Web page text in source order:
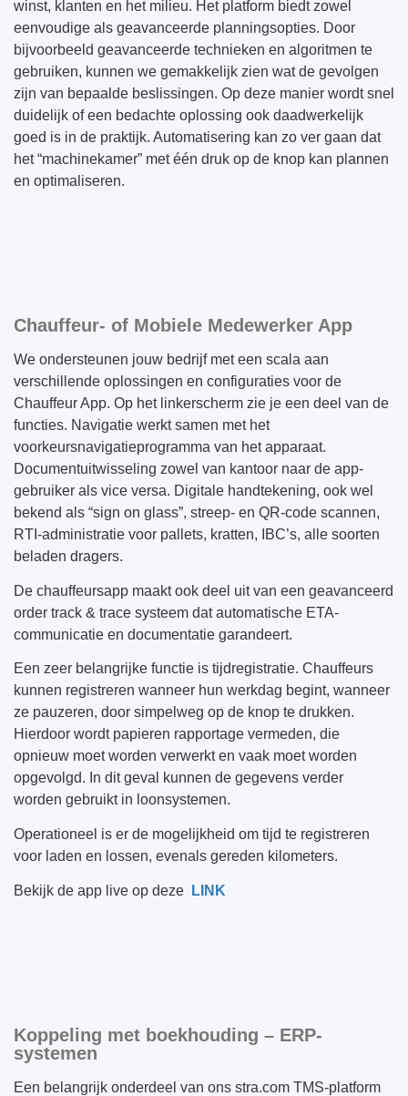
winst, klanten en het milieu. Het platform biedt zowel
eenvoudige als geavanceerde planningsopties. Door
bijvoorbeeld geavanceerde technieken en algoritmen te
gebruiken, kunnen we gemakkelijk zien wat de gevolgen
zijn van bepaalde beslissingen. Op deze manier wordt snel
duidelijk of een bedachte oplossing ook daadwerkelijk
goed is in de praktijk. Automatisering kan zo ver gaan dat
het “machinekamer” met één druk op de knop kan plannen
en optimaliseren.
Chauffeur- of Mobiele Medewerker App
We ondersteunen jouw bedrijf met een scala aan
verschillende oplossingen en configuraties voor de
Chauffeur App. Op het linkerscherm zie je een deel van de
functies. Navigatie werkt samen met het
voorkeursnavigatieprogramma van het apparaat.
Documentuitwisseling zowel van kantoor naar de app-
gebruiker als vice versa. Digitale handtekening, ook wel
bekend als “sign on glass”, streep- en QR-code scannen,
RTI-administratie voor pallets, kratten, IBC’s, alle soorten
beladen dragers.
De chauffeursapp maakt ook deel uit van een geavanceerd
order track & trace systeem dat automatische ETA-
communicatie en documentatie garandeert.
Een zeer belangrijke functie is tijdregistratie. Chauffeurs
kunnen registreren wanneer hun werkdag begint, wanneer
ze pauzeren, door simpelweg op de knop te drukken.
Hierdoor wordt papieren rapportage vermeden, die
opnieuw moet worden verwerkt en vaak moet worden
opgevolgd. In dit geval kunnen de gegevens verder
worden gebruikt in loonsystemen.
Operationeel is er de mogelijkheid om tijd te registreren
voor laden en lossen, evenals gereden kilometers.
Bekijk de app live op deze LINK
Koppeling met boekhouding – ERP-
systemen
Een belangrijk onderdeel van ons stra.com TMS-platform